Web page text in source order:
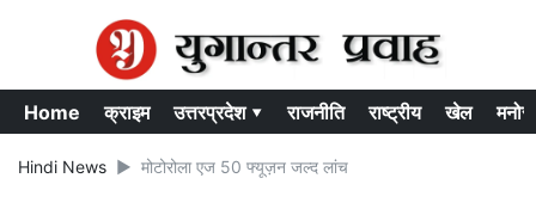
Home क्राइम उत्तरप्रदेश ▾ राजनीति राष्ट्रीय खेल
Hindi News मोटोरोला एज 50 फ्यूज़न जल्द लांच